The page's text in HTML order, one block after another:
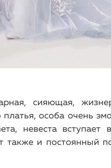
сияющая,
особа очень
невеста
и постоянный